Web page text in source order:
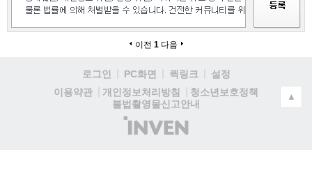
이전 1 다음
로그인 PC화면 퀵링크
설정
이용약관
개인정보처리방침
청소년보호정책
불법촬영물신고안내
(주)
인
▲